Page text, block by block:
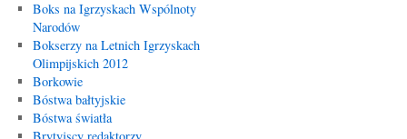
Boks na Igrzyskach Wspólnoty
Narodów
Bokserzy na Letnich Igrzyskach
Olimpijskich 2012
Borkowie
Bóstwa bałtyjskie
Bóstwa światła